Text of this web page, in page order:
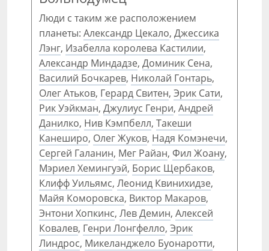
Люди с таким же расположением
планеты: Александр Цекало, Джессика
Лэнг, Изабелла королева Кастилии,
Александр Миндадзе, Доминик Сена,
Василий Бочкарев, Николай Гонтарь,
Олег Атьков, Герард Свитен, Эрик Сати,
Рик Уэйкман, Джулиус Генри, Андрей
Данилко, Нив Кэмпбелл, Такеши
Канеширо, Олег Жуков, Надя Комэнечи,
Сергей Галанин, Мег Райан, Фил Жоану,
Мэриел Хемингуэй, Борис Щербаков,
Клифф Уильямс, Леонид Квинихидзе,
Майя Коморовска, Виктор Макаров,
Энтони Хопкинс, Лев Демин, Алексей
Ковалев, Генри Лонгфелло, Эрик
Линдрос, Микеланджело Буонаротти,